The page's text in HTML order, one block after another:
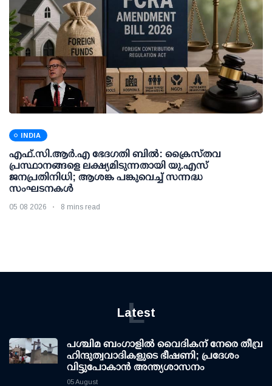
INDIA
എഫ്.സി.ആര്‍.എ ഭേദഗതി ബില്‍: ക്രൈസ്തവ
പ്രസ്ഥാനങ്ങളെ ലക്ഷ്യമിടുന്നതായി യു.എസ്
ജനപ്രതിനിധി; ആശങ്ക പങ്കുവെച്ച് സന്നദ്ധ
സംഘടനകള്‍
05 08 2026 8 mins read
Latest
L
പശ്ചിമ ബംഗാളിൽ വൈദികന് നേരെ തീവ്ര
ഹിന്ദുത്വവാദികളുടെ ഭീഷണി; പ്രദേശം
വിട്ടുപോകാൻ അന്ത്യശാസനം
05 August